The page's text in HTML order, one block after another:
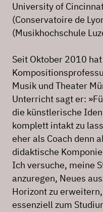
University of
(Conservatoire de
(Musikhochschule
Seit Oktober 2010
Musik und Theater
Unterricht sagt er:
die künstlerische
komplett intakt zu
eher als Coach denn
didaktische
Ich versuche, meine
anzuregen, Neues
Horizont zu
essenziell zum